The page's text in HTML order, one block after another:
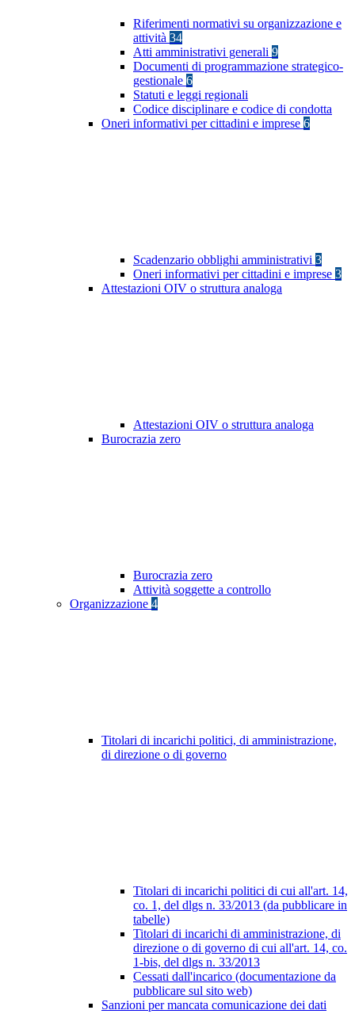
Riferimenti normativi su organizzazione e
attività 34
Atti amministrativi generali 9
Documenti di programmazione strategico-
gestionale 6
Statuti e leggi regionali
Codice disciplinare e codice di condotta
Oneri informativi per cittadini e imprese 6
Scadenzario obblighi amministrativi 3
Oneri informativi per cittadini e imprese 3
Attestazioni OIV o struttura analoga
Attestazioni OIV o struttura analoga
Burocrazia zero
Burocrazia zero
Attività soggette a controllo
Organizzazione 4
Titolari di incarichi politici, di amministrazione,
di direzione o di governo
Titolari di incarichi politici di cui all'art. 14,
co. 1, del dlgs n. 33/2013 (da pubblicare in
tabelle)
Titolari di incarichi di amministrazione, di
direzione o di governo di cui all'art. 14, co.
1-bis, del dlgs n. 33/2013
Cessati dall'incarico (documentazione da
pubblicare sul sito web)
Sanzioni per mancata comunicazione dei dati